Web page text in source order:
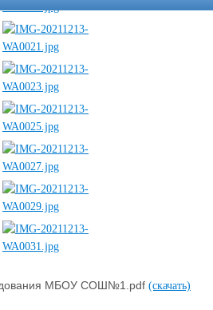
МБОУ СОШ№1.pdf (скачать)